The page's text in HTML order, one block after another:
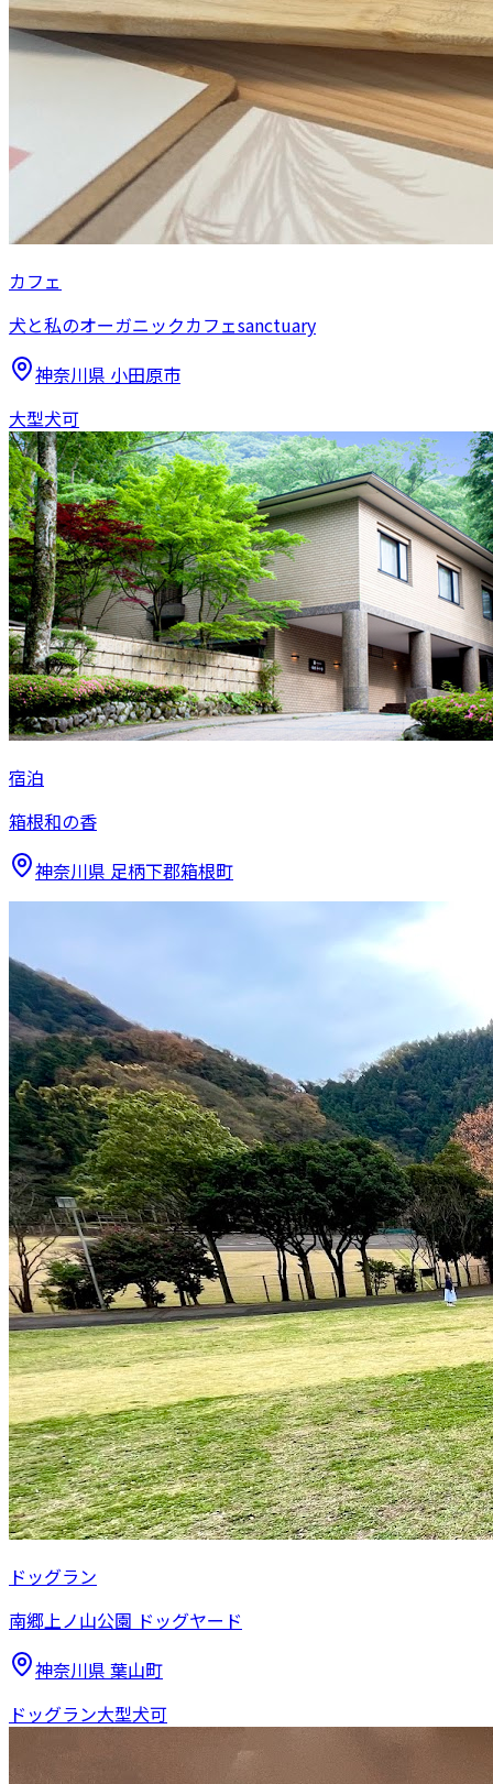
カフェ
犬と私のオーガニックカフェsanctuary
神奈川県 小田原市
大型犬可
宿泊
箱根和の香
神奈川県 足柄下郡箱根町
ドッグラン
南郷上ノ山公園 ドッグヤード
神奈川県 葉山町
ドッグラン大型犬可